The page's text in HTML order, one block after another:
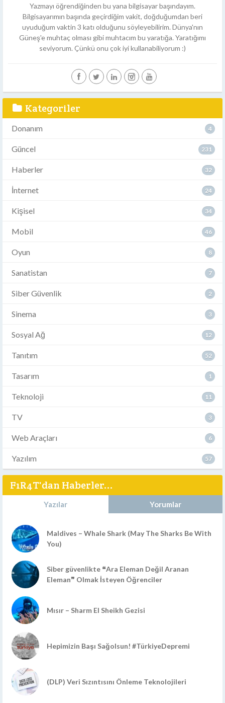
Yazmayı öğrendiğinden bu yana bilgisayar başındayım.
Bilgisayarımın başında geçirdiğim vakit, doğduğumdan beri
uyuduğum vaktin 3 katı olduğunu söyleyebilirim. Dünya'nın
Güneş'e muhtaç olması gibi muhtacım bu yaratığa. Yaratığımı
seviyorum. Çünkü onu çok iyi kullanabiliyorum :)
Kategoriler
Donanım 4
Güncel 231
Haberler 32
İnternet 24
Kişisel 34
Mobil 46
Oyun 8
Sanatistan 7
Siber Güvenlik 2
Sinema 3
Sosyal Ağ 12
Tanıtım 52
Tasarım 1
Teknoloji 11
TV 3
Web Araçları 6
Yazılım 57
F1R4T'dan Haberler...
Yazılar Yorumlar
Maldives – Whale Shark (May The Sharks Be With
You)
Siber güvenlikte ❝Ara Eleman Değil Aranan
Eleman❞ Olmak İsteyen Öğrenciler
Mısır – Sharm El Sheikh Gezisi
Hepimizin Başı Sağolsun! #TürkiyeDepremi
(DLP) Veri Sızıntısını Önleme Teknolojileri